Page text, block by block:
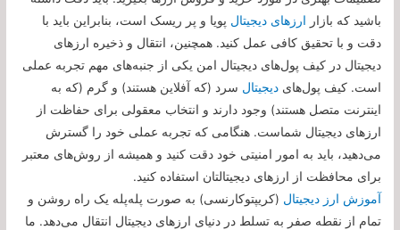
باشید که بازار ارزهای دیجیتال پویا و پر ریسک است، بنابراین باید با
دقت و با تحقیق کافی عمل کنید. همچنین، انتقال و ذخیره ارزهای
دیجیتال در کیف پول‌های دیجیتال امن یکی از جنبه‌های مهم تجربه عملی
است. کیف پول‌هایدیجیتال سرد (که آفلاین هستند) و گرم (که به
اینترنت متصل هستند) وجود دارند و انتخاب معقولی برای حفاظت از
ارزهای دیجیتال شماست. هنگامی که تجربه عملی خود را گسترش
می‌دهید، باید به امور امنیتی خود دقت کنید و همیشه از روش‌های معتبر
برای محافظت از ارزهای دیجیتالتان استفاده کنید.
آموزش ارز دیجیتال (کریپتوکارنسی) به صورت پله‌پله یک راه روشن و
تمام از نقطه صفر به تسلط در دنیای ارزهای دیجیتال انتقال می‌دهد. ما